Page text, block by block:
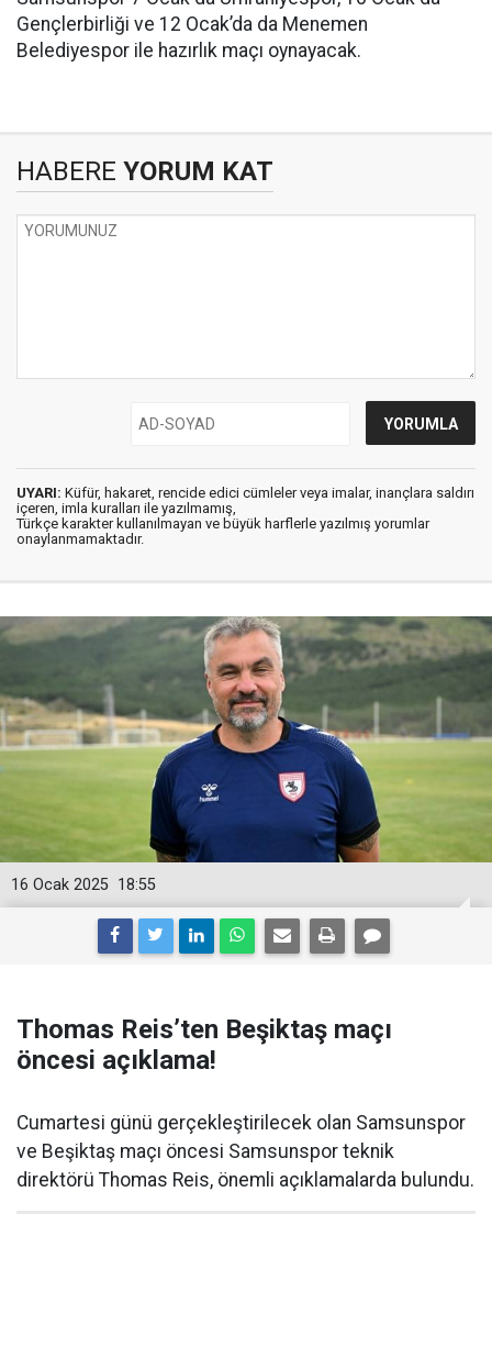
Gençlerbirliği ve 12 Ocak’da da Menemen
Belediyespor ile hazırlık maçı oynayacak.
HABERE YORUM KAT
UYARI: Küfür, hakaret, rencide edici cümleler veya imalar, inançlara saldırı
içeren, imla kuralları ile yazılmamış,
Türkçe karakter kullanılmayan ve büyük harflerle yazılmış yorumlar
onaylanmamaktadır.
18:55
16 Ocak 2025
Thomas Reis’ten Beşiktaş maçı
öncesi açıklama!
Cumartesi günü gerçekleştirilecek olan Samsunspor
ve Beşiktaş maçı öncesi Samsunspor teknik
direktörü Thomas Reis, önemli açıklamalarda bulundu.